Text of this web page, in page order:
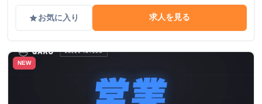
gradeお気に入り 求人を見る
NEW